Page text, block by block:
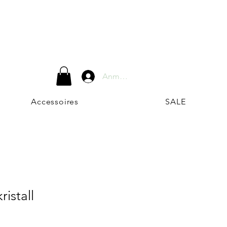
Anmelden
Accessoires SALE